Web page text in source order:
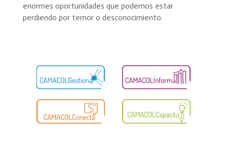
enormes oportunidades que podemos estar
perdiendo por temor o desconocimiento.